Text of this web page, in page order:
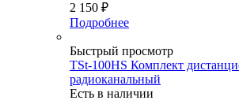
2 150 ₽
Подробнее
Быстрый просмотр
TSt-100HS Комплект
радиоканальный
Есть в наличии